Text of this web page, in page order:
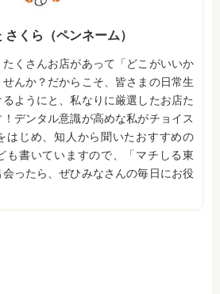
さくら（ペンネーム）
くさんお店があって「どこがいいか
んか？だからこそ、皆さまの日常生
ようにと、私なりに厳選したお店た
デンタル意識が高めな私がチョイス
はじめ、知人から聞いたおすすめの
も書いていますので、「マチしる東
ったら、ぜひみなさんの毎日にお役